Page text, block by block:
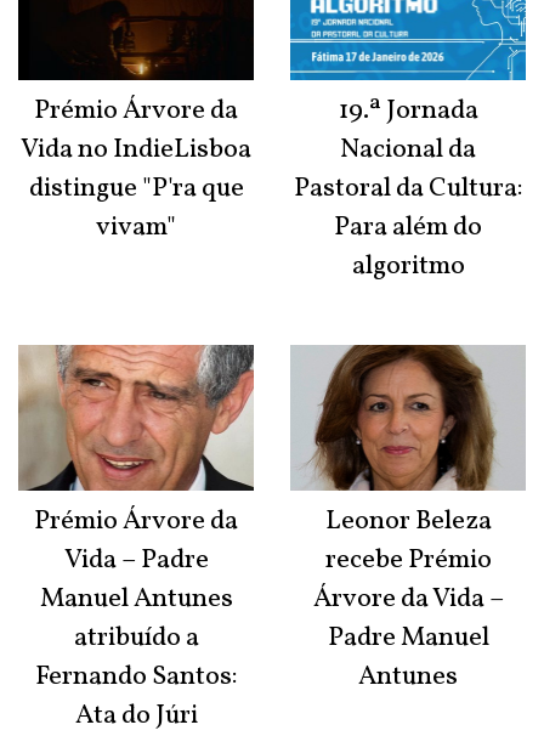
Prémio Árvore da
Vida no IndieLisboa
distingue "P'ra que
vivam"
Prémio Árvore da
Vida – Padre
Manuel Antunes
atribuído a
Fernando Santos:
Ata do Júri
19.ª Jornada
Nacional da
Pastoral da Cultura:
Para além do
algoritmo
Leonor Beleza
recebe Prémio
Árvore da Vida –
Padre Manuel
Antunes